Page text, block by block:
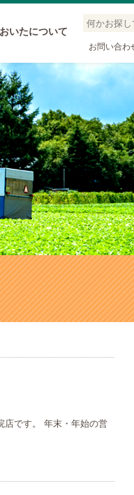
いたについて
お問い合わ
店です。 年末・年始の営